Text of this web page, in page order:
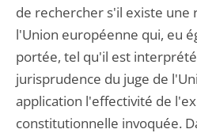
de rechercher s'il existe une
l'Union européenne qui, eu
portée, tel qu'il est
jurisprudence du juge de
application l'effectivité de
constitutionnelle invoquée.